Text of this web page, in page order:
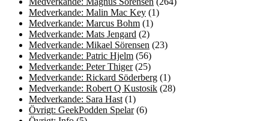
Medverkande: Malin Mac Key (1)
Medverkande: Marcus Bohm (1)
Medverkande: Mats Jengard (2)
Medverkande: Mikael Sörensen (23)
Medverkande: Patric Hjelm (56)
Medverkande: Peter Thiger(25)
Medverkande: Rickard Söderberg (1)
Medverkande: Robert Q Kustosik (28)
Medverkande: Sara Hast (1)
Övrigt: GeekPodden Spelar(6)